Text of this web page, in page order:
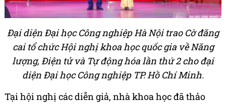
Đại diện Đại học Công nghiệp Hà Nội trao Cờ đăng
cai tổ chức Hội nghị khoa học quốc gia về Năng
lượng, Điện tử và Tự động hóa lần thứ 2 cho đại
diện Đại học Công nghiệp TP. Hồ Chí Minh.
Tại hội nghị các diễn giả, nhà khoa học đã thảo